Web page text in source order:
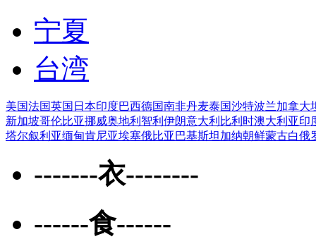
宁夏
台湾
美国法国英国 日本印度巴西德国南非丹麦泰国沙特波兰加拿大
新加坡哥伦比亚挪威奥地利 智利 伊朗意大利 比利时澳大利亚印
塔尔叙利亚缅甸肯尼亚埃塞俄比亚 巴基斯坦 加纳朝鲜蒙古白俄
-------衣--------
------食------